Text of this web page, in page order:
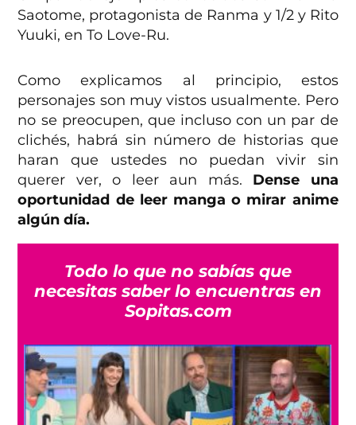
Saotome, protagonista de Ranma y 1/2 y Rito
Yuuki, en To Love-Ru.
Como explicamos al principio, estos
personajes son muy vistos usualmente. Pero
no se preocupen, que incluso con un par de
clichés, habrá sin número de historias que
haran que ustedes no puedan vivir sin
querer ver, o leer aun más. Dense una
oportunidad de leer manga o mirar anime
algún día.
Todo lo que no sabías que
necesitas saber lo encuentras en
Sopitas.com